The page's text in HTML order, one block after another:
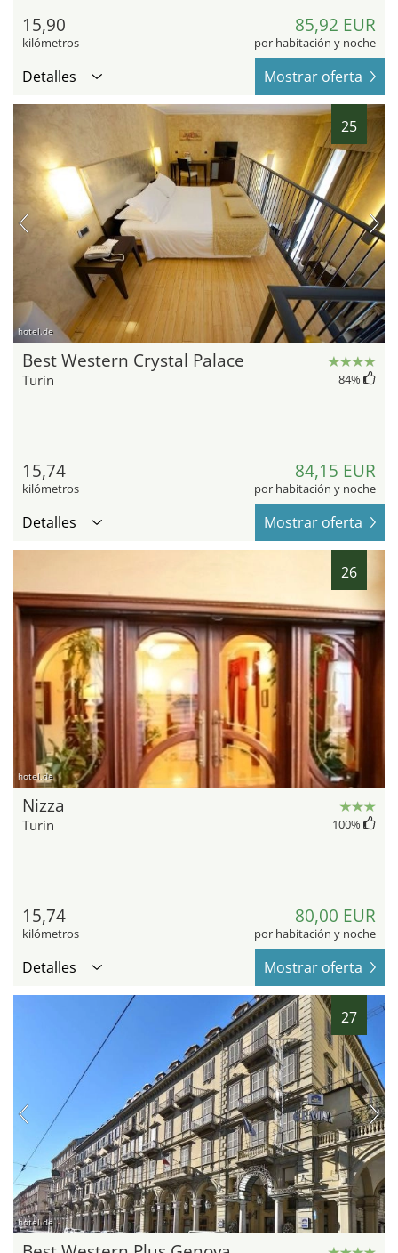
15,90
kilómetros
85,92 EUR
por habitación y noche
Detalles Mostrar oferta
25
hotel.de
Best Western Crystal Palace
Turin 84%
15,74
kilómetros
84,15 EUR
por habitación y noche
Detalles Mostrar oferta
26
hotel.de
Nizza
Turin 100%
15,74
kilómetros
80,00 EUR
por habitación y noche
Detalles Mostrar oferta
27
hotel.de